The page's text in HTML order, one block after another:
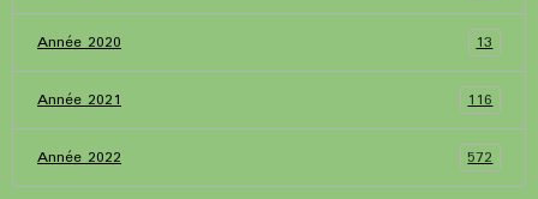
Année 2020 13
Année 2021 116
Année 2022 572